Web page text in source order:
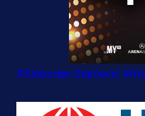
#Slobodan Starčević